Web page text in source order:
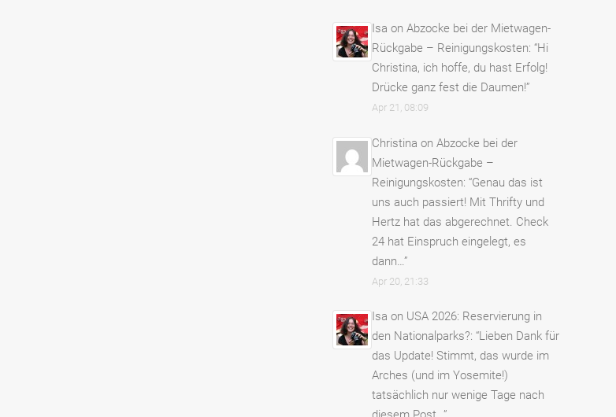
Isa on Abzocke bei der Mietwagen-
Rückgabe – Reinigungskosten: “Hi
Christina, ich hoffe, du hast Erfolg!
Drücke ganz fest die Daumen!”
Apr 21, 08:09
Christina on Abzocke bei der
Mietwagen-Rückgabe –
Reinigungskosten: “Genau das ist
uns auch passiert! Mit Thrifty und
Hertz hat das abgerechnet. Check
24 hat Einspruch eingelegt, es
dann…”
Apr 20, 21:33
Isa on USA 2026: Reservierung in
den Nationalparks?: “Lieben Dank für
das Update! Stimmt, das wurde im
Arches (und im Yosemite!)
tatsächlich nur wenige Tage nach